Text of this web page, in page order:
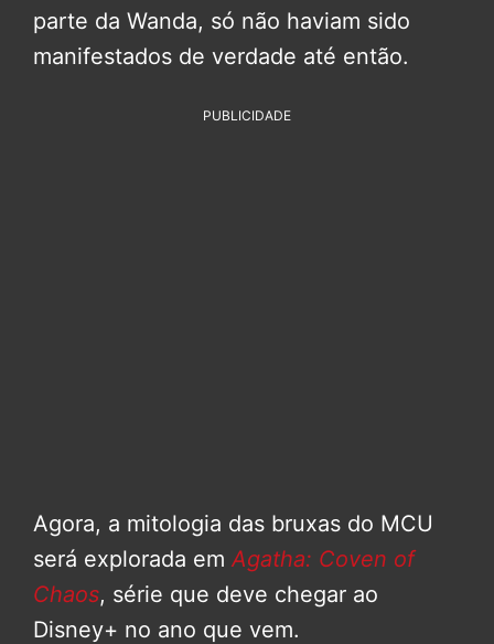
parte da Wanda, só não haviam sido
manifestados de verdade até então.
PUBLICIDADE
Agora, a mitologia das bruxas do MCU
será explorada em Agatha: Coven of
Chaos, série que deve chegar ao
Disney+ no ano que vem.